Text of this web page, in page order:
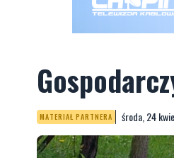
MATERIAŁ PARTNERA środa, 24